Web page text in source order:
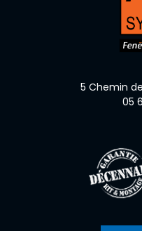
5 Chemin
05